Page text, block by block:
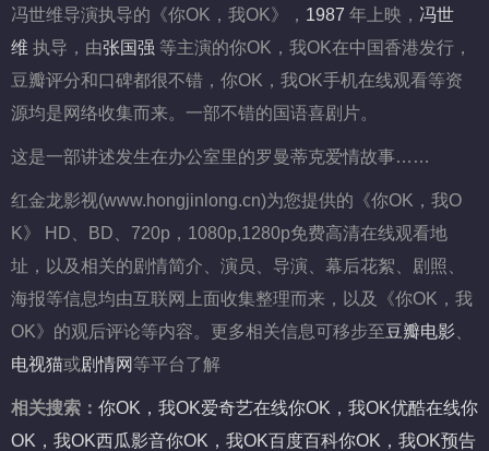
冯世维导演执导的《你OK，我OK》， 1987 年上映， 冯世
维 执导，由张国强 等主演的你OK，我OK在中国香港发行，
豆瓣评分和口碑都很不错，你OK，我OK手机在线观看等资
源均是网络收集而来。一部不错的国语喜剧片。
这是一部讲述发生在办公室里的罗曼蒂克爱情故事……
红金龙影视(www.hongjinlong.cn)为您提供的《你OK，我O
K》 HD、BD、720p，1080p,1280p免费高清在线观看地
址，以及相关的剧情简介、演员、导演、幕后花絮、剧照、
海报等信息均由互联网上面收集整理而来，以及《你OK，我
OK》的观后评论等内容。更多相关信息可移步至豆瓣电影
电视猫或剧情网 等平台了解
相关搜索： 你OK，我OK爱奇艺在线你OK，我OK优酷在线你
OK，我OK西瓜影音你OK，我OK百度百科你OK，我OK预告